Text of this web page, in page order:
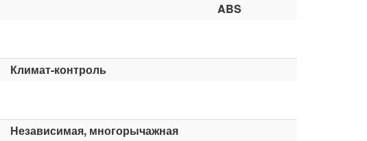
ABS
Климат-контроль
Независимая, многорычажная